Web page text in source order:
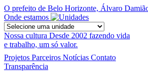
O prefeito de Belo Horizonte, Álvaro
Onde estamos
Nossa cultura Desde 2002 fazendo vida
e trabalho, um só valor.
Projetos Parceiros Notícias Contato
Transparência